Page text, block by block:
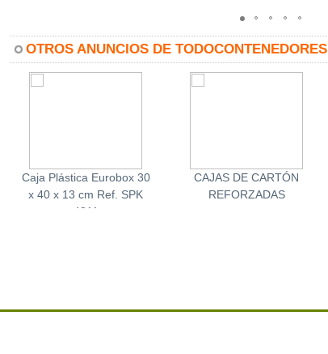
OTROS ANUNCIOS DE TODOCONTENEDORES
Caja Plástica Eurobox 30
x 40 x 13 cm Ref. SPK
4311
CAJAS DE CARTÓN
REFORZADAS